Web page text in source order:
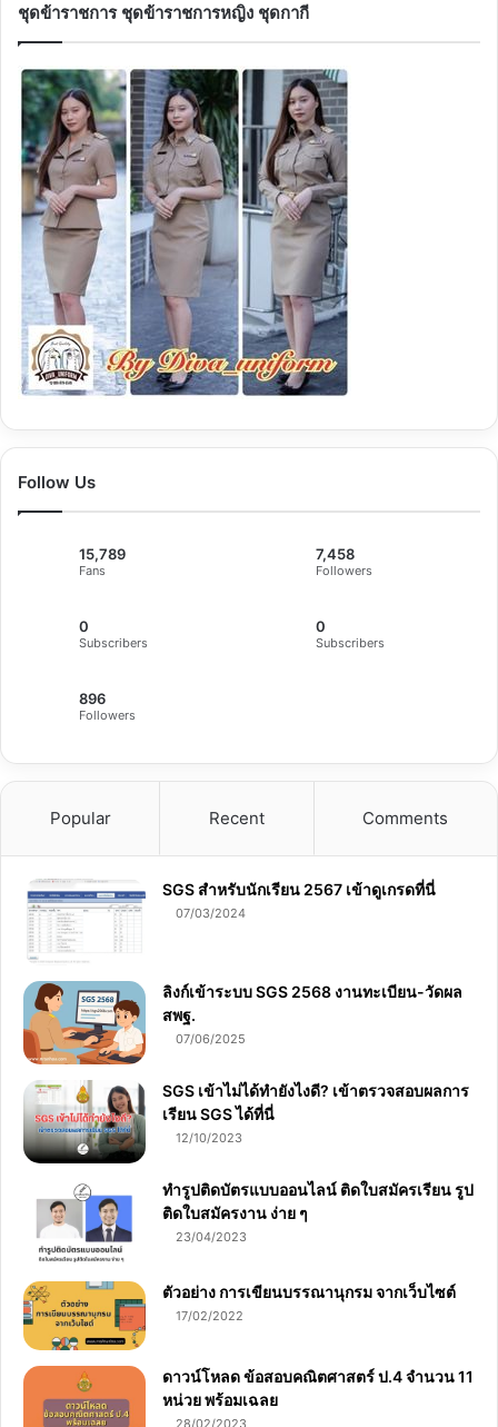
ชุดข้าราชการ ชุดข้าราชการหญิง ชุดกากี
Follow Us
15,789
Fans
7,458
Followers
0
Subscribers
0
Subscribers
896
Followers
Popular Recent Comments
SGS สําหรับนักเรียน 2567 เข้าดูเกรดที่นี่
07/03/2024
ลิงก์เข้าระบบ SGS 2568 งานทะเบียน-วัดผล
สพฐ.
07/06/2025
SGS เข้าไม่ได้ทำยังไงดี? เข้าตรวจสอบผลการ
เรียน SGS ได้ที่นี่
12/10/2023
ทำรูปติดบัตรแบบออนไลน์ ติดใบสมัครเรียน รูป
ติดใบสมัครงาน ง่าย ๆ
23/04/2023
ตัวอย่าง การเขียนบรรณานุกรม จากเว็บไซต์
17/02/2022
ดาวน์โหลด ข้อสอบคณิตศาสตร์ ป.4 จำนวน 11
หน่วย พร้อมเฉลย
28/02/2023